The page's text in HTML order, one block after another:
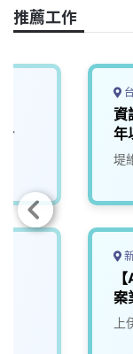
o
k
推薦工作
資
年
堤
案
上